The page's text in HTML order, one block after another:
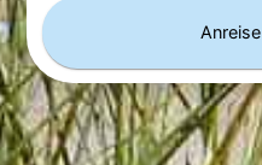
Anreise